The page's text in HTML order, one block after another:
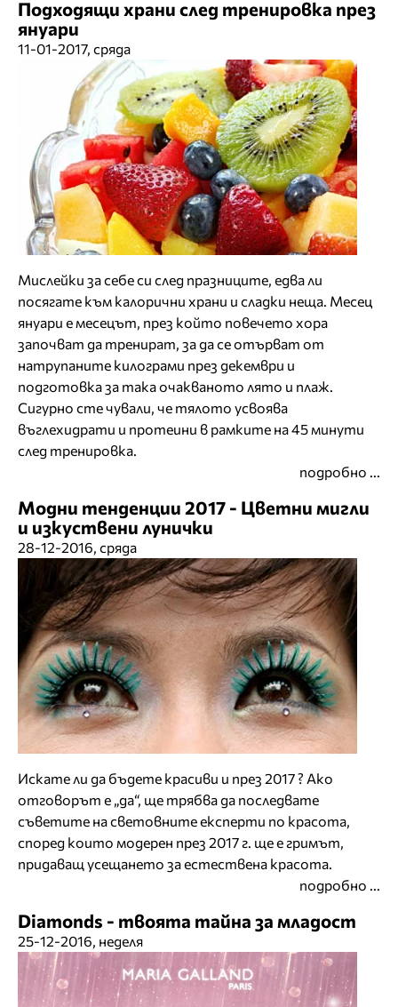
Подходящи храни след тренировка през
януари
11-01-2017, сряда
Мислейки за себе си след празниците, едва ли
посягате към калорични храни и сладки неща. Месец
януари е месецът, през който повечето хора
започват да тренират, за да се отърват от
натрупаните килограми през декември и
подготовка за така очакваното лято и плаж.
Сигурно сте чували, че тялото усвоява
въглехидрати и протеини в рамките на 45 минути
след тренировка.
подробно ...
Модни тенденции 2017 - Цветни мигли
и изкуствени лунички
28-12-2016, сряда
Искате ли да бъдете красиви и през 2017 ? Ако
отговорът е „да“, ще трябва да последвате
съветите на световните експерти по красота,
според които модерен през 2017 г. ще е гримът,
придаващ усещането за естествена красота.
подробно ...
Diamonds - твоята тайна за младост
25-12-2016, неделя